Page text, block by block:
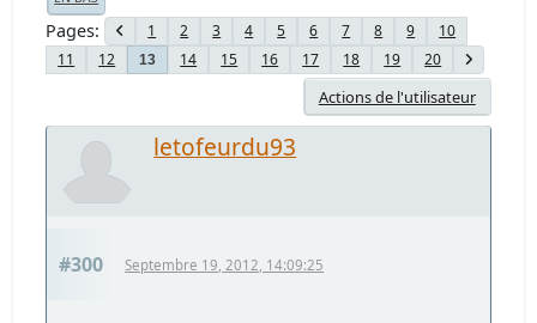
Pages 1 2 3 4 5 6 7 8 9
10
11
12 13 14 15 16 17 18 19 20
Actions de l'utilisateur
letofeurdu93
#300 Septembre 19, 2012, 14:09:25